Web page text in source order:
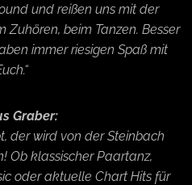
und reißen uns mit der
Zuhören, beim Tanzen. Besser
immer riesigen Spaß mit
Graber:
der wird von der Steinbach
Ob klassischer Paartanz,
oder aktuelle Chart Hits für